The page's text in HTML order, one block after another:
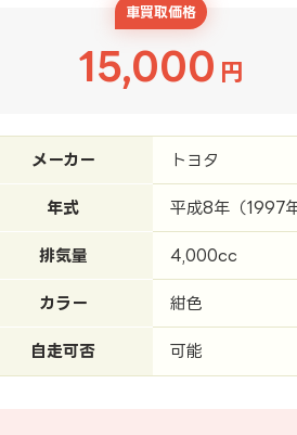
車買取価格
15,000 円
メーカー トヨタ
年式 平成8年（1997年
排気量 4,000cc
カラー 紺色
自走可否 可能